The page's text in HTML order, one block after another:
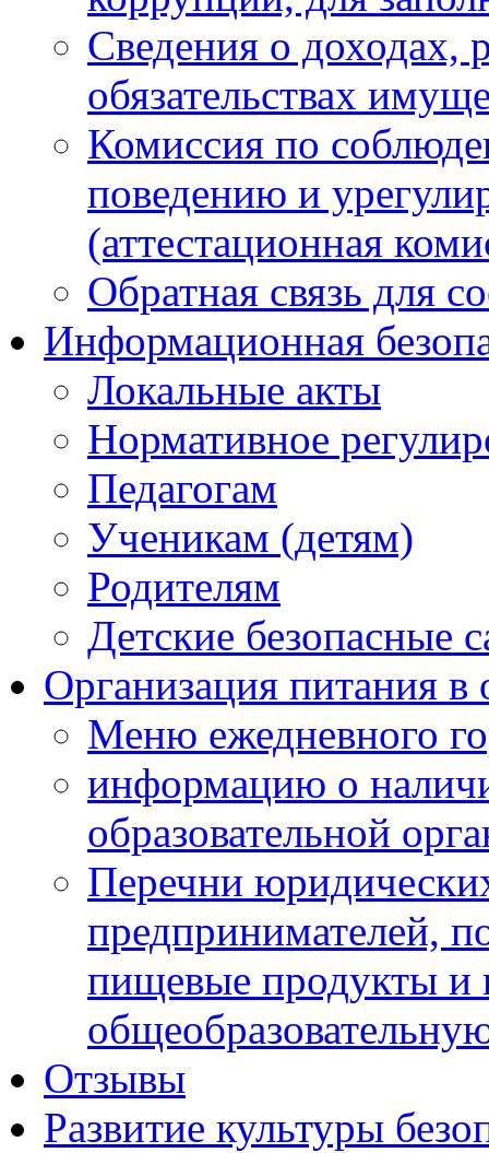
Сведения о доходах,
обязательствах
Комиссия по
поведению и
(аттестационная
Обратная связь для
Информационная
Локальные акты
Нормативное
Педагогам
Ученикам (детям)
Родителям
Детские безопасные
Организация питания в
Меню ежедневного
информацию о
образовательной
Перечни
предпринимателей,
пищевые продукты и
Отзывы
Развитие культуры